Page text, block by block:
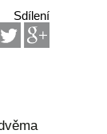
Sdílení